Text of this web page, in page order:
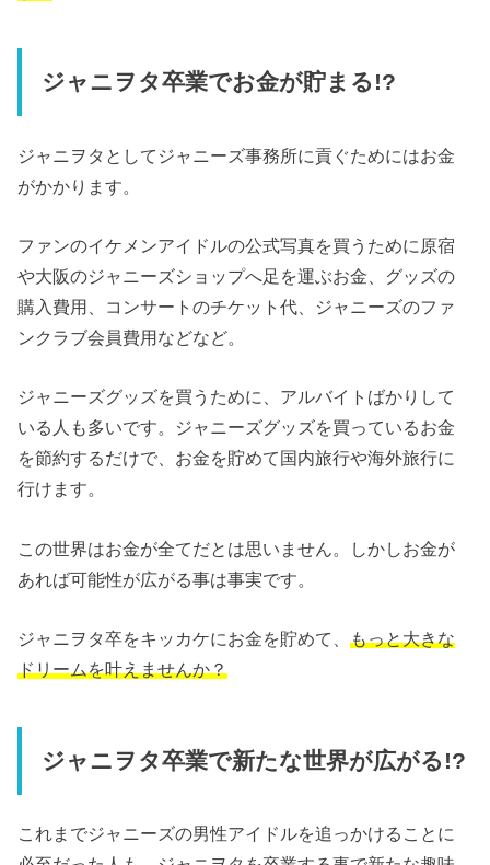
ジャニヲタ卒業でお金が貯まる!?
ジャニヲタとしてジャニーズ事務所に貢ぐためにはお金
がかかります。
ファンのイケメンアイドルの公式写真を買うために原宿
や大阪のジャニーズショップへ足を運ぶお金、グッズの
購入費用、コンサートのチケット代、ジャニーズのファ
ンクラブ会員費用などなど。
ジャニーズグッズを買うために、アルバイトばかりして
いる人も多いです。ジャニーズグッズを買っているお金
を節約するだけで、お金を貯めて国内旅行や海外旅行に
行けます。
この世界はお金が全てだとは思いません。しかしお金が
あれば可能性が広がる事は事実です。
ジャニヲタ卒をキッカケにお金を貯めて、もっと大きな
ドリームを叶えませんか？
ジャニヲタ卒業で新たな世界が広がる!?
これまでジャニーズの男性アイドルを追っかけることに